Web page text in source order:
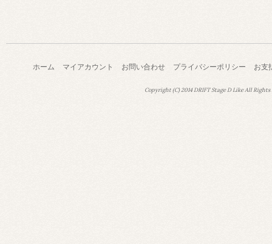
ホーム マイアカウント お問い合わせ プライバシーポリシー お支
Copyright (C) 2014 DRIFT Stage D Like All